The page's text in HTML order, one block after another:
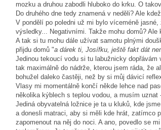
mozku a druhou zabodli hluboko do krku. O
Do druhého dne tedy znamená v neděli? Ale
V pondělí po poledni už mi bylo víceméně
výsledky... Negativními. Takže mohu domů?
A tak si tu mohu dále užívat samotu plnými
přijdu domů "a dárek ti, Josífku, ještě fakt dát
Jedinou tekoucí vodu si tu labužnicky
tak maximálně do nádrže, kterou jsem ráda, že
bohužel daleko častěji, než by si můj dávicí
Vlasy mi momentálně končí někde lehce nad
několika kýblech s teplou vodou, a musím
Jediná obyvatelná ložnice je ta u kluků, kde
a donesli matraci, aby si měli kde hrát, zatímco
zapomenout na něj do noci. A ano, povedlo se